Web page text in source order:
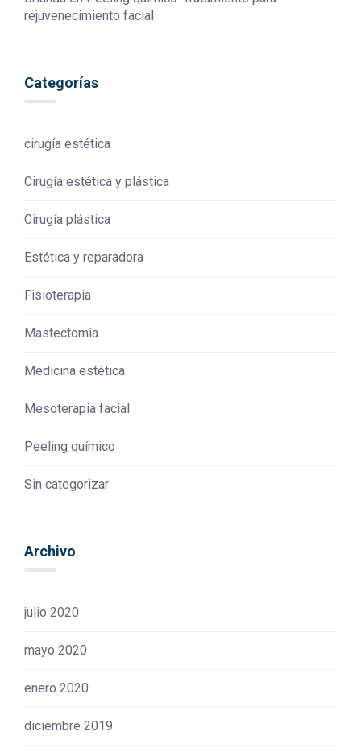
rejuvenecimiento facial
Categorías
cirugía estética
Cirugía estética y plástica
Cirugía plástica
Estética y reparadora
Fisioterapia
Mastectomía
Medicina estética
Mesoterapia facial
Peeling químico
Sin categorizar
Archivo
julio 2020
mayo 2020
enero 2020
diciembre 2019